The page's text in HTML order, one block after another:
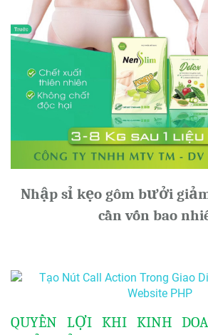
Nhập sỉ kẹo gôm bưởi
cần vốn bao
QUYỀN LỢI KHI KINH